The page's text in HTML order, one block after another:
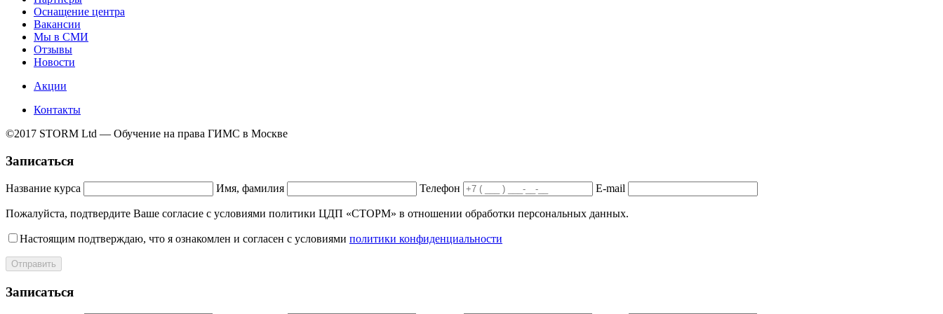
Оснащение центра
Вакансии
Мы в СМИ
Отзывы
Новости
Акции
Контакты
©2017 STORM Ltd — Обучение на права ГИМС в Москве
Записаться
Название курса Имя, фамилия Телефон E-mail
Пожалуйста, подтвердите Ваше согласие с условиями политики ЦДП «СТОРМ» в отношении обработки персональных данных.
Настоящим подтверждаю, что я ознакомлен и согласен с условиями политики конфиденциальности
Отправить
Записаться